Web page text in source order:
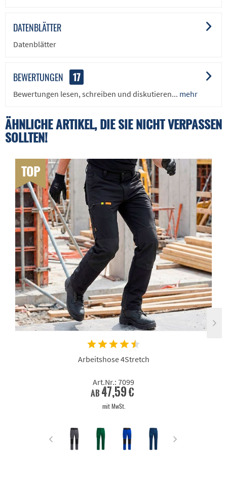
DATENBLÄTTER
Datenblätter
BEWERTUNGEN 17
Bewertungen lesen, schreiben und diskutieren... mehr
ÄHNLICHE ARTIKEL, DIE SIE NICHT VERPASSEN
SOLLTEN!
TOP
Arbeitshose 4Stretch
Art.Nr.: 7099
ab 47,59 €
mit MwSt.